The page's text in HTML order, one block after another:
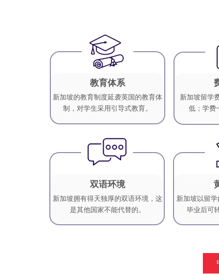
教育体系
新加坡的教育制度延袭英国的教育体
制，对学生采用引导式教育。
新加坡留学
低；学费
双语环境
新加坡拥有得天独厚的双语环境，这
是其他国家不能代替的。
新加坡以留
毕业后可